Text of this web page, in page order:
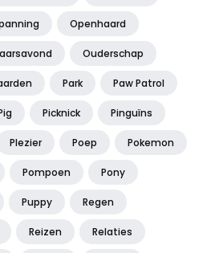
Openhaard
Ouderschap
Park Paw Patrol
Picknick Pinguïns
Plezier Poep Pokemon
Pompoen Pony
Puppy Regen
Reizen Relaties